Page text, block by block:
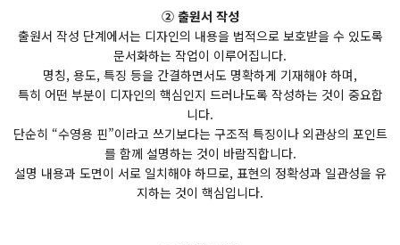
② 출원서 작성
출원서 작성 단계에서는 디자인의 내용을 법적으로 보호받을 수 있도록
문서화하는 작업이 이루어집니다.
명칭, 용도, 특징 등을 간결하면서도 명확하게 기재해야 하며,
특히 어떤 부분이 디자인의 핵심인지 드러나도록 작성하는 것이 중요합
니다.
단순히 “수영용 핀”이라고 쓰기보다는 구조적 특징이나 외관상의 포인트
를 함께 설명하는 것이 바람직합니다.
설명 내용과 도면이 서로 일치해야 하므로, 표현의 정확성과 일관성을 유
지하는 것이 핵심입니다.